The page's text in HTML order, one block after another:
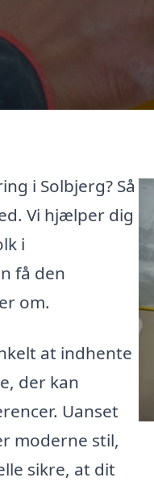
i Solbjerg? Så
Vi hjælper dig
i
få den
om.
at indhente
der kan
Uanset
moderne stil,
sikre, at dit